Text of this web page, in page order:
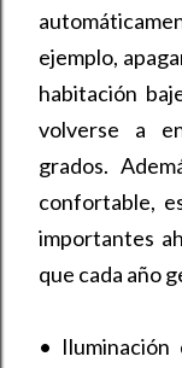
ejemplo,
habitación
volverse a
grados.
confortable,
importantes
que cada año
• Iluminación